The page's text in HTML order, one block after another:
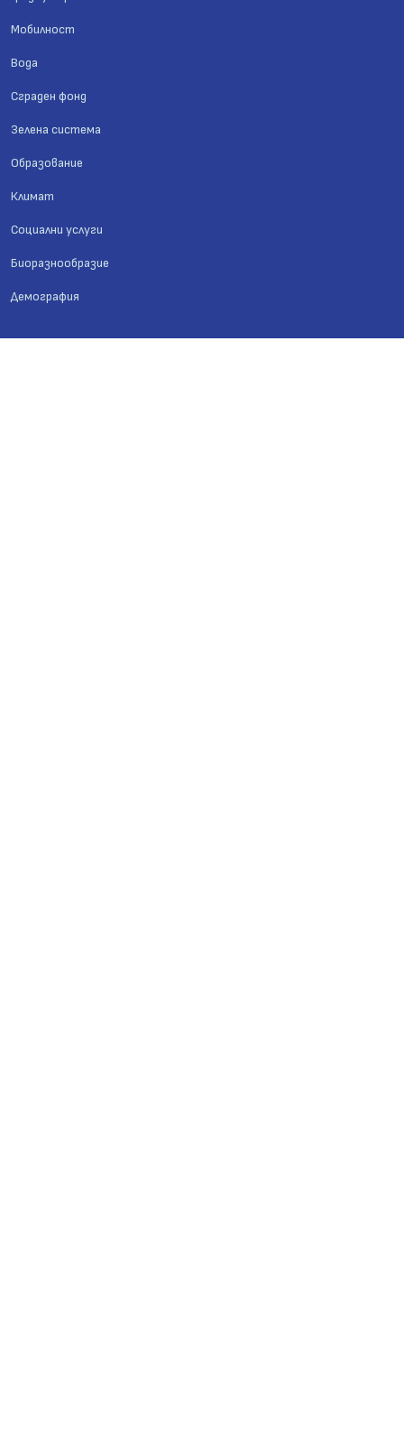
Мобилност
Вода
Сграден фонд
Зелена система
Образование
Климат
Социални услуги
Биоразнообразие
Демография